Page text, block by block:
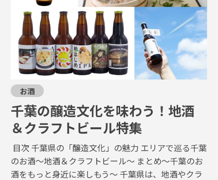
お酒
千葉の醸造文化を味わう！地酒
＆クラフトビール特集
目次 千葉県の「醸造文化」の魅力 エリアで巡る千葉
のお酒～地酒＆クラフトビール～ まとめ～千葉のお
酒をもっと身近に楽しもう～ 千葉県は、地酒やクラ